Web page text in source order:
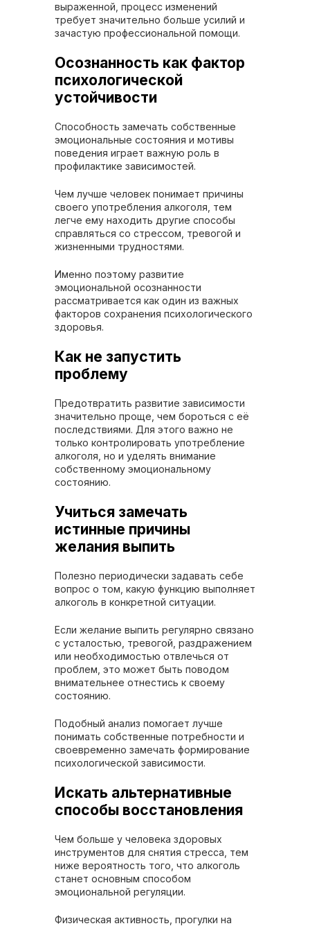
выраженной, процесс изменений
требует значительно больше усилий и
зачастую профессиональной помощи.
Осознанность как фактор
психологической
устойчивости
Способность замечать собственные
эмоциональные состояния и мотивы
поведения играет важную роль в
профилактике зависимостей.
Чем лучше человек понимает причины
своего употребления алкоголя, тем
легче ему находить другие способы
справляться со стрессом, тревогой и
жизненными трудностями.
Именно поэтому развитие
эмоциональной осознанности
рассматривается как один из важных
факторов сохранения психологического
здоровья.
Как не запустить
проблему
Предотвратить развитие зависимости
значительно проще, чем бороться с её
последствиями. Для этого важно не
только контролировать употребление
алкоголя, но и уделять внимание
собственному эмоциональному
состоянию.
Учиться замечать
истинные причины
желания выпить
Полезно периодически задавать себе
вопрос о том, какую функцию выполняет
алкоголь в конкретной ситуации.
Если желание выпить регулярно связано
с усталостью, тревогой, раздражением
или необходимостью отвлечься от
проблем, это может быть поводом
внимательнее отнестись к своему
состоянию.
Подобный анализ помогает лучше
понимать собственные потребности и
своевременно замечать формирование
психологической зависимости.
Искать альтернативные
способы восстановления
Чем больше у человека здоровых
инструментов для снятия стресса, тем
ниже вероятность того, что алкоголь
станет основным способом
эмоциональной регуляции.
Физическая активность, прогулки на